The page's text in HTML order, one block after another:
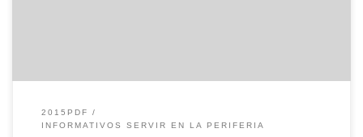
2015PDF
INFORMATIVOS SERVIR EN LA PERIFERIA